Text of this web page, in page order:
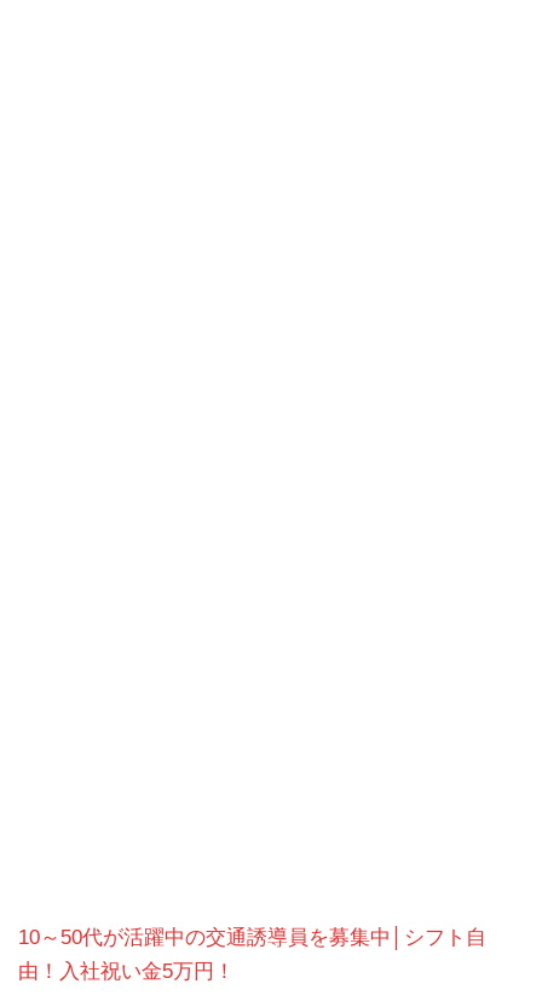
10～50代が活躍中の交通誘導員を募集中│シフト自
由！入社祝い金5万円！